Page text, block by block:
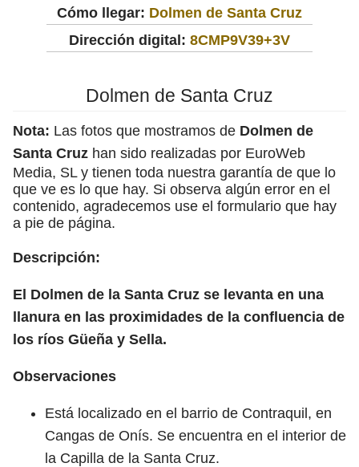
Cómo llegar: Dolmen de Santa Cruz
Dirección digital: 8CMP9V39+3V
Dolmen de Santa Cruz
Nota: Las fotos que mostramos de Dolmen de
Santa Cruz han sido realizadas por EuroWeb
Media, SL y tienen toda nuestra garantía de que lo
que ve es lo que hay. Si observa algún error en el
contenido, agradecemos use el formulario que hay
a pie de página.
Descripción:
El Dolmen de la Santa Cruz se levanta en una
llanura en las proximidades de la confluencia de
los ríos Güeña y Sella.
Observaciones
Está localizado en el barrio de Contraquil, en
Cangas de Onís. Se encuentra en el interior de
la Capilla de la Santa Cruz.